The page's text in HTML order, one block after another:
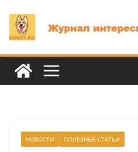
содержимому
НОВОСТИ ПОЛЕЗНЫЕ СТАТЬИ